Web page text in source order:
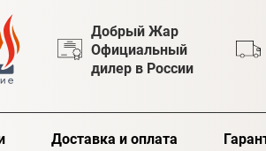
Добрый Жар
Официальный
дилер в России
Доставка и оплата